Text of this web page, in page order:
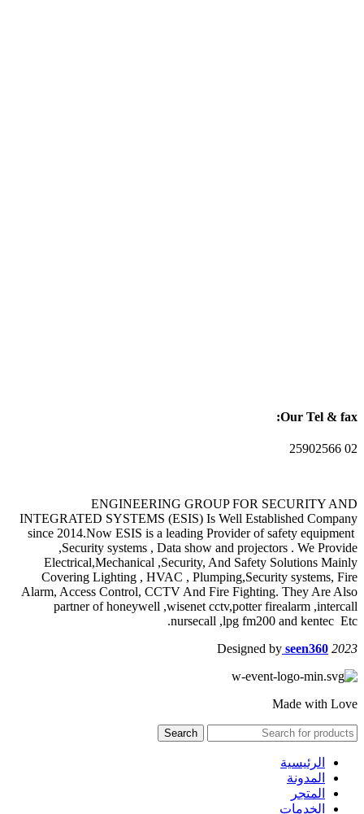
Our Tel & fax:
02 25902566
ENGINEERING GROUP FOR SECURITY AND
INTEGRATED SYSTEMS (ESIS) Is Well Established Company
since 2014.Now ESIS is a leading Provider of safety equipment
,Security systems , Data show and projectors . We Provide
Electrical,Mechanical ,Security, And Safety Solutions Mainly
Covering Lighting , HVAC , Plumping,Security systems, Fire
Alarm, Access Control, CCTV And Fire Fighting. They Are Also
partner of honeywell ,wisenet cctv,potter firealarm ,intercall
nursecall ,lpg fm200 and kentec Etc.
Designed by seen360 2023
Made with Love
Search
الرئيسية
المدونة
المتجر
الخدمات